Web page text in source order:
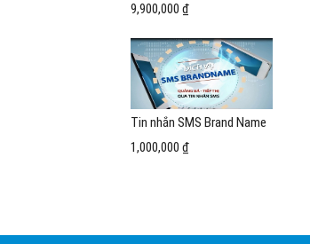
9,900,000 ₫
Tin nhắn SMS Brand Name
1,000,000 ₫